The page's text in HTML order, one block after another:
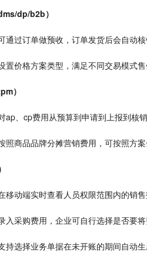
dp/b2b）
通过订单做预收，订单发货后会自动核
置价格方案类型，满足不同交易模式售
）
ap、cp费用从预算到申请到上报到核
照商品品牌分摊营销费用，可按照方
移动端实时查看人员权限范围内的销售
入采购费用，企业可自行选择是否要将
持选择业务单据在未开账的期间自动